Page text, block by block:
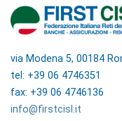
via Modena 5, 00184
tel: +39 06 4746351
fax: +39 06 4746136
info@firstcisl.it